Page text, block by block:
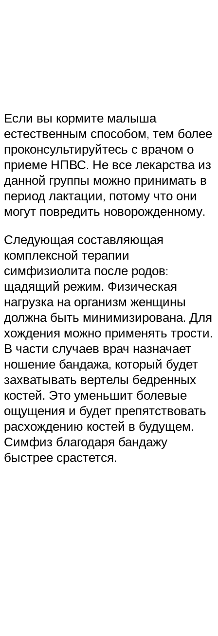
Если вы кормите малыша
естественным способом, тем более
проконсультируйтесь с врачом о
приеме НПВС. Не все лекарства из
данной группы можно принимать в
период лактации, потому что они
могут повредить новорожденному.
Следующая составляющая
комплексной терапии
симфизиолита после родов:
щадящий режим. Физическая
нагрузка на организм женщины
должна быть минимизирована. Для
хождения можно применять трости.
В части случаев врач назначает
ношение бандажа, который будет
захватывать вертелы бедренных
костей. Это уменьшит болевые
ощущения и будет препятствовать
расхождению костей в будущем.
Симфиз благодаря бандажу
быстрее срастется.